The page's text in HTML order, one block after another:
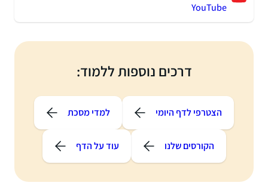
YouTube
דרכים נוספות ללמוד:
הצטרפי לדף היומי למדי מסכת
הקורסים שלנו עוד על הדף